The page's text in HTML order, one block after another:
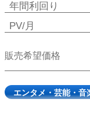
年間利回り
PV/月
販売希望価格
エンタメ・芸能・音